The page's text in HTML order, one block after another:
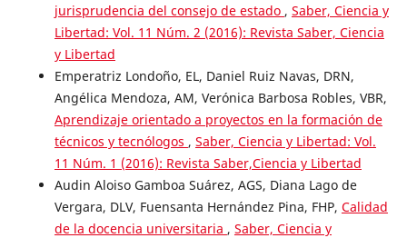
jurisprudencia del consejo de estado , Saber, Ciencia y
Libertad: Vol. 11 Núm. 2 (2016): Revista Saber, Ciencia
y Libertad
Emperatriz Londoño, EL, Daniel Ruiz Navas, DRN,
Angélica Mendoza, AM, Verónica Barbosa Robles, VBR,
Aprendizaje orientado a proyectos en la formación de
técnicos y tecnólogos , Saber, Ciencia y Libertad: Vol.
11 Núm. 1 (2016): Revista Saber,Ciencia y Libertad
Audin Aloiso Gamboa Suárez, AGS, Diana Lago de
Vergara, DLV, Fuensanta Hernández Pina, FHP, Calidad
de la docencia universitaria , Saber, Ciencia y